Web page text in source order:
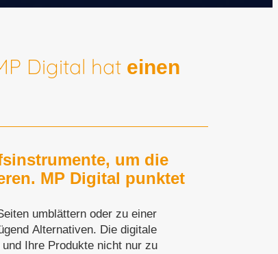
den heutigen Stand
nutzen zu können.
Digital hat einen
um die
MP Digital punktet
umblättern oder zu einer
Alternativen. Die digitale
Ihre Produkte nicht nur zu